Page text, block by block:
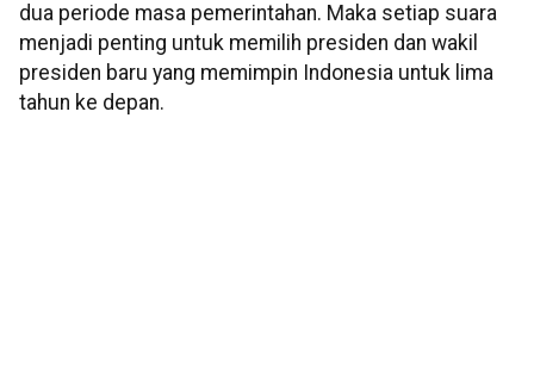
dua periode masa pemerintahan. Maka setiap suara
menjadi penting untuk memilih presiden dan wakil
presiden baru yang memimpin Indonesia untuk lima
tahun ke depan.